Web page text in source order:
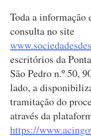
Toda a informação
consulta no site
escritórios da
São Pedro n.º 50,
lado, a
tramitação do
através da
https://